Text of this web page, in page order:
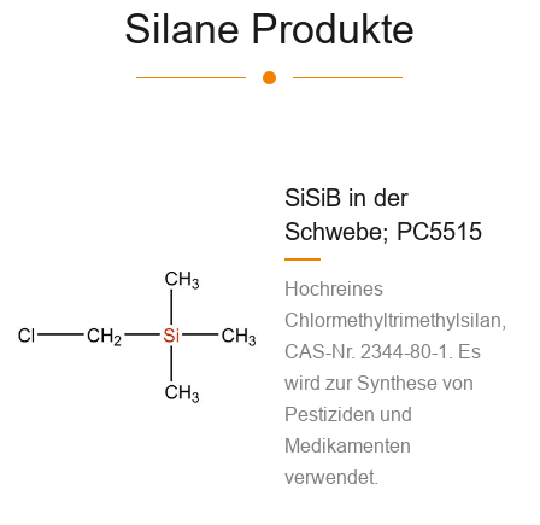
Silane Produkte
SiSiB in der
Schwebe; PC5515
Hochreines
Chlormethyltrimethylsilan,
CAS-Nr. 2344-80-1. Es
wird zur Synthese von
Pestiziden und
Medikamenten
verwendet.